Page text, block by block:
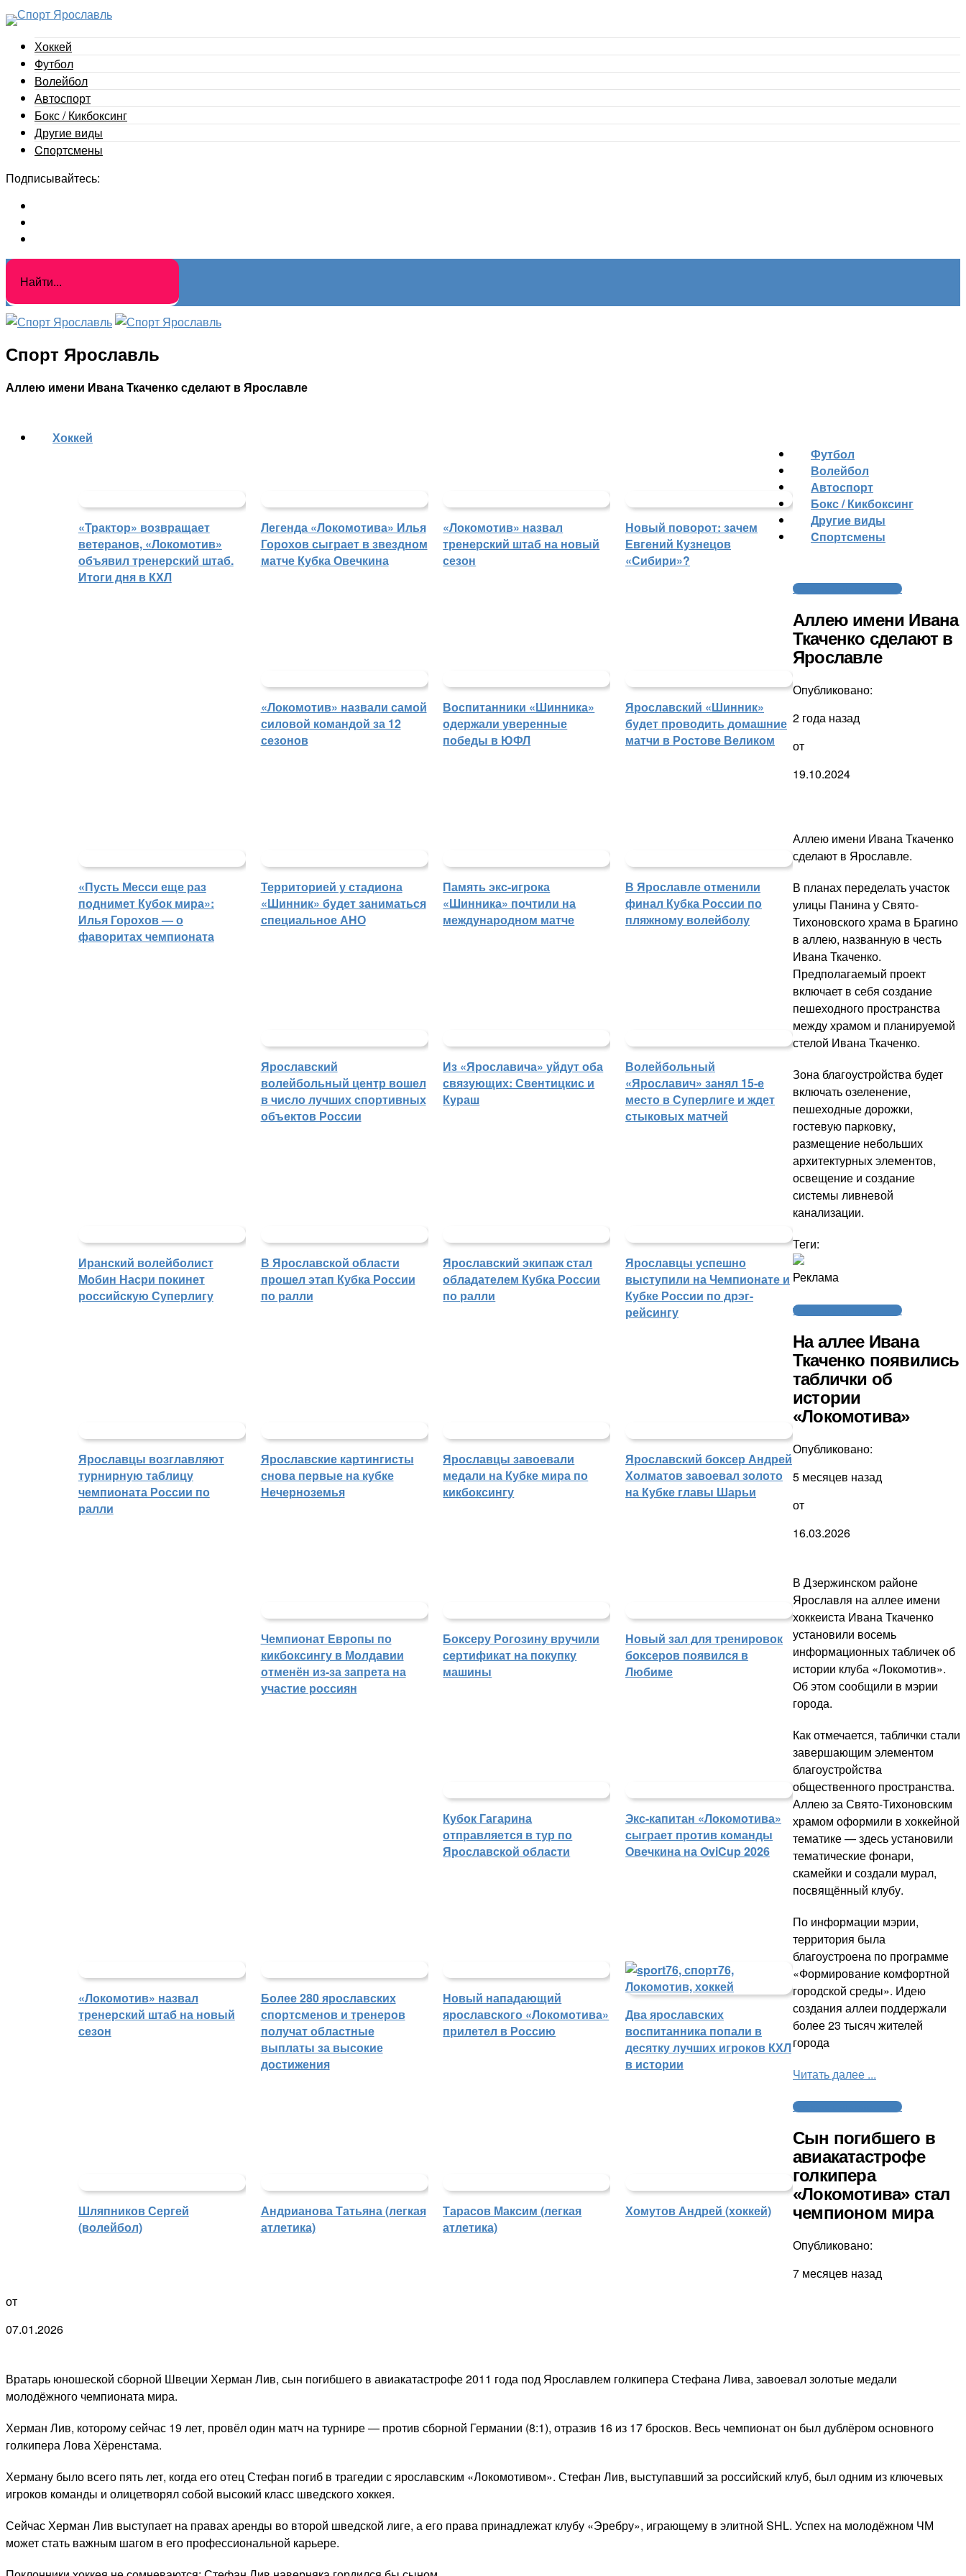
Хоккей
Футбол
Волейбол
Автоспорт
Бокс / Кикбоксинг
Другие виды
Cпортсмены
Подписывайтесь:
Спорт Ярославль
Аллею имени Ивана Ткаченко сделают в Ярославле
Хоккей
«Трактор» возвращает
ветеранов, «Локомотив»
объявил тренерский штаб.
Итоги дня в КХЛ
Легенда «Локомотива» Илья
Горохов сыграет в звездном
матче Кубка Овечкина
«Локомотив» назвал
тренерский штаб на новый
сезон
Новый поворот: зачем
Евгений Кузнецов
«Сибири»?
«Локомотив» назвали самой
силовой командой за 12
сезонов
Футбол
Воспитанники «Шинника»
одержали уверенные
победы в ЮФЛ
Ярославский «Шинник»
будет проводить домашние
матчи в Ростове Великом
«Пусть Месси еще раз
поднимет Кубок мира»:
Илья Горохов — о
фаворитах чемпионата
Территорией у стадиона
«Шинник» будет заниматься
специальное АНО
Память экс-игрока
«Шинника» почтили на
международном матче
Волейбол
В Ярославле отменили
финал Кубка России по
пляжному волейболу
Ярославский
волейбольный центр вошел
в число лучших спортивных
объектов России
Из «Ярославича» уйдут оба
связующих: Свентицкис и
Кураш
Волейбольный
«Ярославич» занял 15-е
место в Суперлиге и ждет
стыковых матчей
Иранский волейболист
Мобин Насри покинет
российскую Суперлигу
Автоспорт
В Ярославской области
прошел этап Кубка России
по ралли
Ярославский экипаж стал
обладателем Кубка России
по ралли
Ярославцы успешно
выступили на Чемпионате и
Кубке России по дрэг-
рейсингу
Ярославцы возглавляют
турнирную таблицу
чемпионата России по
ралли
Ярославские картингисты
снова первые на кубке
Нечерноземья
Бокс / Кикбоксинг
Ярославцы завоевали
медали на Кубке мира по
кикбоксингу
Ярославский боксер Андрей
Холматов завоевал золото
на Кубке главы Шарьи
Чемпионат Европы по
кикбоксингу в Молдавии
отменён из-за запрета на
участие россиян
Боксеру Рогозину вручили
сертификат на покупку
машины
Новый зал для тренировок
боксеров появился в
Любиме
Другие виды
Кубок Гагарина
отправляется в тур по
Ярославской области
Экс-капитан «Локомотива»
сыграет против команды
Овечкина на OviCup 2026
«Локомотив» назвал
тренерский штаб на новый
сезон
Более 280 ярославских
спортсменов и тренеров
получат областные
выплаты за высокие
достижения
Новый нападающий
ярославского «Локомотива»
прилетел в Россию
Cпортсмены
Два ярославских
воспитанника попали в
десятку лучших игроков КХЛ
в истории
Шляпников Сергей
(волейбол)
Андрианова Татьяна (легкая
атлетика)
Тарасов Максим (легкая
атлетика)
Хомутов Андрей (хоккей)
Трагедия с «Локомотивом»
Аллею имени Ивана
Ткаченко сделают в
Ярославле
Опубликовано:
2 года назад
от
19.10.2024
Аллею имени Ивана Ткаченко
сделают в Ярославле.
В планах переделать участок
улицы Панина у Свято-
Тихоновского храма в Брагино
в аллею, названную в честь
Ивана Ткаченко.
Предполагаемый проект
включает в себя создание
пешеходного пространства
между храмом и планируемой
стелой Ивана Ткаченко.
Зона благоустройства будет
включать озеленение,
пешеходные дорожки,
гостевую парковку,
размещение небольших
архитектурных элементов,
освещение и создание
системы ливневой
канализации.
Теги:
Реклама
Трагедия с «Локомотивом»
На аллее Ивана
Ткаченко появились
таблички об
истории
«Локомотива»
Опубликовано:
5 месяцев назад
от
16.03.2026
В Дзержинском районе
Ярославля на аллее имени
хоккеиста Ивана Ткаченко
установили восемь
информационных табличек об
истории клуба «Локомотив».
Об этом сообщили в мэрии
города.
Как отмечается, таблички стали
завершающим элементом
благоустройства
общественного пространства.
Аллею за Свято-Тихоновским
храмом оформили в хоккейной
тематике — здесь установили
тематические фонари,
скамейки и создали мурал,
посвящённый клубу.
По информации мэрии,
территория была
благоустроена по программе
«Формирование комфортной
городской среды». Идею
создания аллеи поддержали
более 23 тысяч жителей
города
Читать далее ...
Трагедия с «Локомотивом»
Сын погибшего в
авиакатастрофе
голкипера
«Локомотива» стал
чемпионом мира
Опубликовано:
7 месяцев назад
от
07.01.2026
Вратарь юношеской сборной Швеции Херман Лив, сын погибшего в авиакатастрофе 2011 года под Ярославлем голкипера Стефана Лива, завоевал золотые медали
молодёжного чемпионата мира.
Херман Лив, которому сейчас 19 лет, провёл один матч на турнире — против сборной Германии (8:1), отразив 16 из 17 бросков. Весь чемпионат он был дублёром основного
голкипера Лова Хёренстама.
Херману было всего пять лет, когда его отец Стефан погиб в трагедии с ярославским «Локомотивом». Стефан Лив, выступавший за российский клуб, был одним из ключевых
игроков команды и олицетворял собой высокий класс шведского хоккея.
Сейчас Херман Лив выступает на правах аренды во второй шведской лиге, а его права принадлежат клубу «Эребру», играющему в элитной SHL. Успех на молодёжном ЧМ
может стать важным шагом в его профессиональной карьере.